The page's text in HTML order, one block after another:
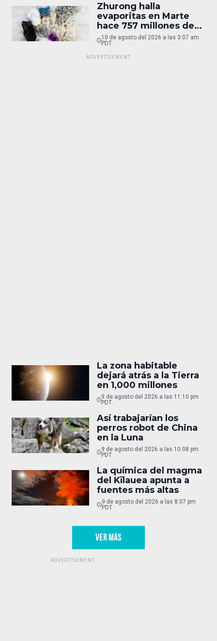
Zhurong halla
evaporitas en Marte
hace 757 millones de
años
10 de agosto del 2026 a las 3:07 am
PDT
La zona habitable
dejará atrás a la Tierra
en 1,000 millones
9 de agosto del 2026 a las 11:10 pm
PDT
Así trabajarían los
perros robot de China
en la Luna
9 de agosto del 2026 a las 10:08 pm
PDT
La química del magma
del Kīlauea apunta a
fuentes más altas
9 de agosto del 2026 a las 8:07 pm
PDT
VER MÁS